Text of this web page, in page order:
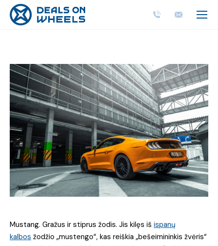
Mustang. Gražus ir stiprus žodis. Jis kilęs iš ispanų
kalbos žodžio „mustengo“, kas reiškia „bešeimininkis žvėris“